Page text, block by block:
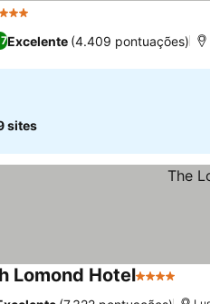
Excelente (4.409 pontuações)
sites
Lomond Hotel4 Estrelas